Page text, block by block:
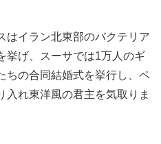
はイラン北東部のバクテリア
挙げ、スーサでは1万人のギ
ちの合同結婚式を挙行し、ペ
入れ東洋風の君主を気取りま